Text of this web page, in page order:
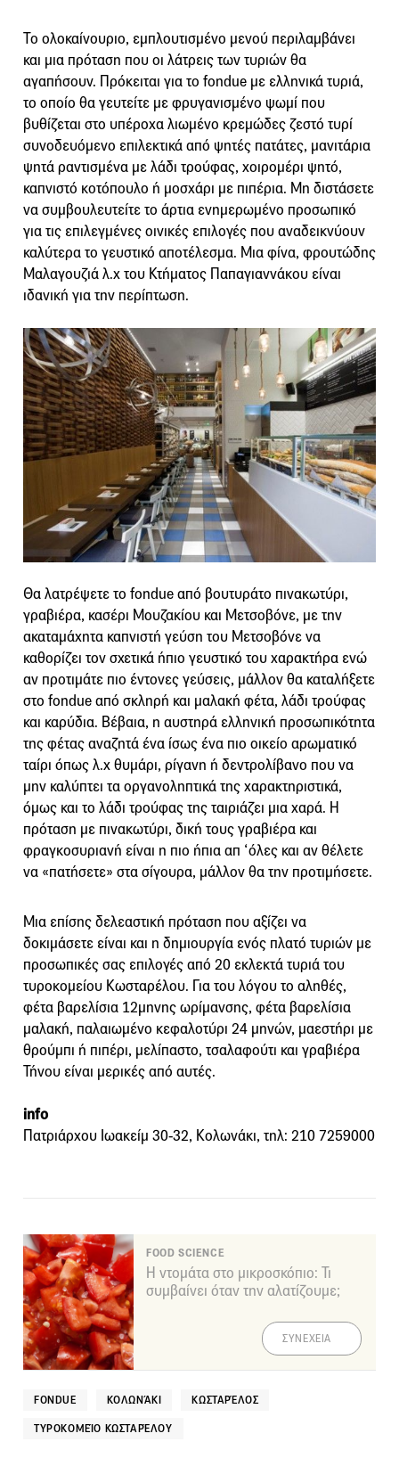
Το ολοκαίνουριο, εμπλουτισμένο μενού περιλαμβάνει
και μια πρόταση που οι λάτρεις των τυριών θα
αγαπήσουν. Πρόκειται για το fondue με ελληνικά τυριά,
το οποίο θα γευτείτε με φρυγανισμένο ψωμί που
βυθίζεται στο υπέροχα λιωμένο κρεμώδες ζεστό τυρί
συνοδευόμενο επιλεκτικά από ψητές πατάτες, μανιτάρια
ψητά ραντισμένα με λάδι τρούφας, χοιρομέρι ψητό,
καπνιστό κοτόπουλο ή μοσχάρι με πιπέρια. Μη διστάσετε
να συμβουλευτείτε το άρτια ενημερωμένο προσωπικό
για τις επιλεγμένες οινικές επιλογές που αναδεικνύουν
καλύτερα το γευστικό αποτέλεσμα. Μια φίνα, φρουτώδης
Μαλαγουζιά λ.χ του Κτήματος Παπαγιαννάκου είναι
ιδανική για την περίπτωση.
Θα λατρέψετε το fondue από βουτυράτο πινακωτύρι,
γραβιέρα, κασέρι Μουζακίου και Μετσοβόνε, με την
ακαταμάχητα καπνιστή γεύση του Μετσοβόνε να
καθορίζει τον σχετικά ήπιο γευστικό του χαρακτήρα ενώ
αν προτιμάτε πιο έντονες γεύσεις, μάλλον θα καταλήξετε
στο fondue από σκληρή και μαλακή φέτα, λάδι τρούφας
και καρύδια. Βέβαια, η αυστηρά ελληνική προσωπικότητα
της φέτας αναζητά ένα ίσως ένα πιο οικείο αρωματικό
ταίρι όπως λ.χ θυμάρι, ρίγανη ή δεντρολίβανο που να
μην καλύπτει τα οργανοληπτικά της χαρακτηριστικά,
όμως και το λάδι τρούφας της ταιριάζει μια χαρά. Η
πρόταση με πινακωτύρι, δική τους γραβιέρα και
φραγκοσυριανή είναι η πιο ήπια απ ‘όλες και αν θέλετε
να «πατήσετε» στα σίγουρα, μάλλον θα την προτιμήσετε.
Μια επίσης δελεαστική πρόταση που αξίζει να
δοκιμάσετε είναι και η δημιουργία ενός πλατό τυριών με
προσωπικές σας επιλογές από 20 εκλεκτά τυριά του
τυροκομείου Κωσταρέλου. Για του λόγου το αληθές,
φέτα βαρελίσια 12μηνης ωρίμανσης, φέτα βαρελίσια
μαλακή, παλαιωμένο κεφαλοτύρι 24 μηνών, μαεστήρι με
θρούμπι ή πιπέρι, μελίπαστο, τσαλαφούτι και γραβιέρα
Τήνου είναι μερικές από αυτές.
info
Πατριάρχου Ιωακείμ 30-32, Κολωνάκι, τηλ: 210 7259000
FOOD SCIENCE
Η ντομάτα στο μικροσκόπιο: Τι
συμβαίνει όταν την αλατίζουμε;
ΣΥΝΕΧΕΙΑ
FONDUE ΚΟΛΩΝΆΚΙ ΚΩΣΤΑΡΈΛΟΣ
ΤΥΡΟΚΟΜΕΊΟ ΚΩΣΤΑΡΈΛΟΥ